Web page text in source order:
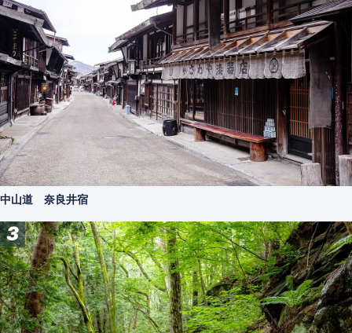
中山道 奈良井宿
3